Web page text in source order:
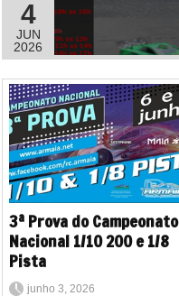
4
JUN
2026
3ª Prova do Campeonato
Nacional 1/10 200 e 1/8
Pista
junho 3, 2026